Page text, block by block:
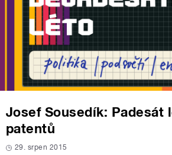
Josef Sousedík: Padesát
patentů
29. srpen 2015